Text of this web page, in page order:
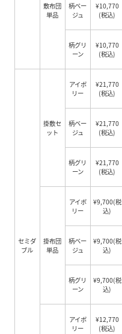
敷布団
単品
柄ベー
ジュ
¥10,770
(税込)
柄グリ
ーン
¥10,770
(税込)
セミダ
ブル
掛敷セ
ット
アイボ
リー
¥21,770
(税込)
柄ベー
ジュ
¥21,770
(税込)
柄グリ
ーン
¥21,770
(税込)
掛布団
単品
アイボ
リー
¥9,700(税
込)
柄ベー
ジュ
¥9,700(税
込)
柄グリ
ーン
¥9,700(税
込)
アイボ
リー
¥12,770
(税込)